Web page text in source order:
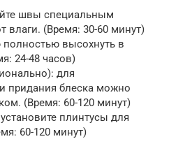
швы специальным
влаги. (Время: 30-60 минут)
высохнуть в
24-48 часов)
для
придания блеска можно
(Время: 60-120 минут)
плинтусы для
60-120 минут)